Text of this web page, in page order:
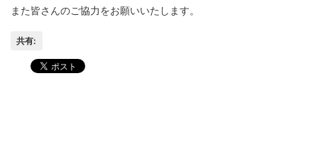
また皆さんのご協力をお願いいたします。
共有: